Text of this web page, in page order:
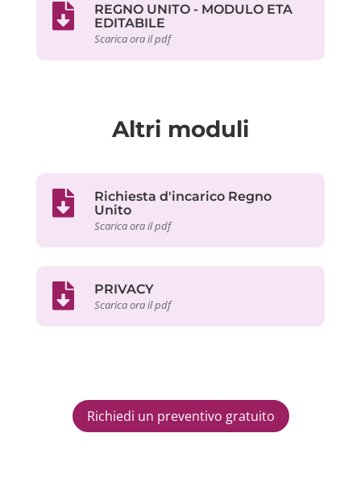
REGNO UNITO - MODULO ETA
EDITABILE
Scarica ora il pdf
Altri moduli
Richiesta d'incarico Regno
Unito
Scarica ora il pdf
PRIVACY
Scarica ora il pdf
Richiedi un preventivo gratuito